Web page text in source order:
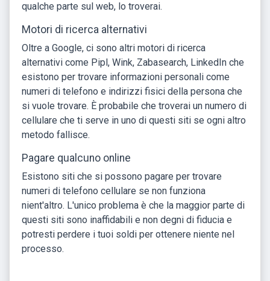
qualche parte sul web, lo troverai.
Motori di ricerca alternativi
Oltre a Google, ci sono altri motori di ricerca
alternativi come Pipl, Wink, Zabasearch, LinkedIn che
esistono per trovare informazioni personali come
numeri di telefono e indirizzi fisici della persona che
si vuole trovare. È probabile che troverai un numero di
cellulare che ti serve in uno di questi siti se ogni altro
metodo fallisce.
Pagare qualcuno online
Esistono siti che si possono pagare per trovare
numeri di telefono cellulare se non funziona
nient'altro. L'unico problema è che la maggior parte di
questi siti sono inaffidabili e non degni di fiducia e
potresti perdere i tuoi soldi per ottenere niente nel
processo.